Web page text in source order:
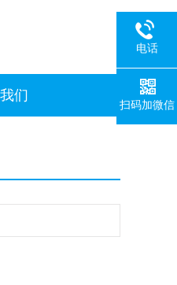
们
电话
扫码加微信